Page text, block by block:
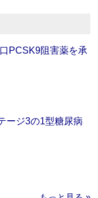
PCSK9阻害薬を承
ージ3の1型糖尿病